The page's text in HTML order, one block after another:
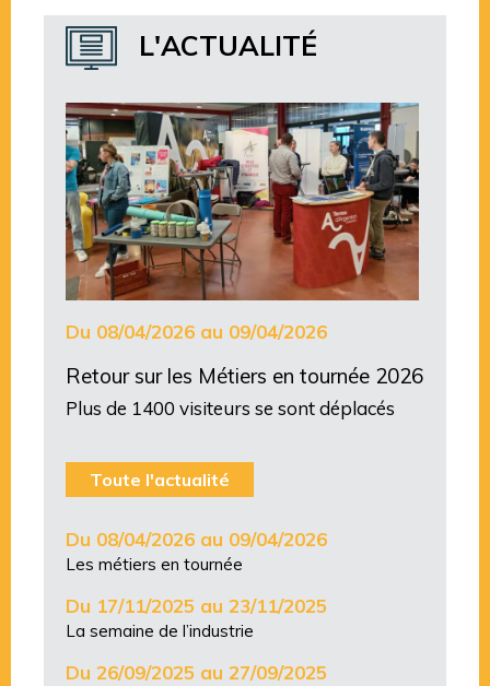
L'ACTUALITÉ
Du 08/04/2026 au 09/04/2026
Retour sur les Métiers en tournée 2026
Plus de 1400 visiteurs se sont déplacés
Toute l'actualité
Du 08/04/2026 au 09/04/2026
Les métiers en tournée
Du 17/11/2025 au 23/11/2025
La semaine de l’industrie
Du 26/09/2025 au 27/09/2025